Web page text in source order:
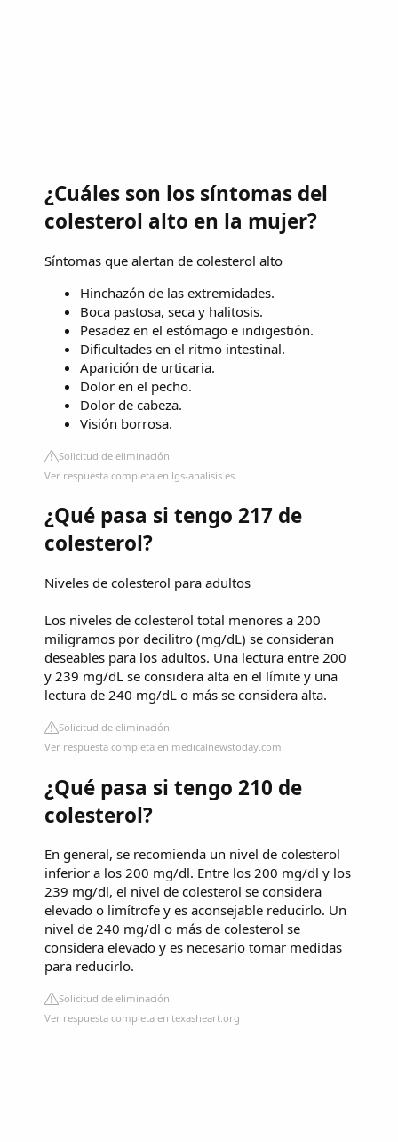
¿Cuáles son los síntomas del
colesterol alto en la mujer?
Síntomas que alertan de colesterol alto
Hinchazón de las extremidades.
Boca pastosa, seca y halitosis.
Pesadez en el estómago e indigestión.
Dificultades en el ritmo intestinal.
Aparición de urticaria.
Dolor en el pecho.
Dolor de cabeza.
Visión borrosa.
Solicitud de eliminación
Ver respuesta completa en lgs-analisis.es
¿Qué pasa si tengo 217 de
colesterol?
Niveles de colesterol para adultos
Los niveles de colesterol total menores a 200
miligramos por decilitro (mg/dL) se consideran
deseables para los adultos. Una lectura entre 200
y 239 mg/dL se considera alta en el límite y una
lectura de 240 mg/dL o más se considera alta.
Solicitud de eliminación
Ver respuesta completa en medicalnewstoday.com
¿Qué pasa si tengo 210 de
colesterol?
En general, se recomienda un nivel de colesterol
inferior a los 200 mg/dl. Entre los 200 mg/dl y los
239 mg/dl, el nivel de colesterol se considera
elevado o limítrofe y es aconsejable reducirlo. Un
nivel de 240 mg/dl o más de colesterol se
considera elevado y es necesario tomar medidas
para reducirlo.
Solicitud de eliminación
Ver respuesta completa en texasheart.org